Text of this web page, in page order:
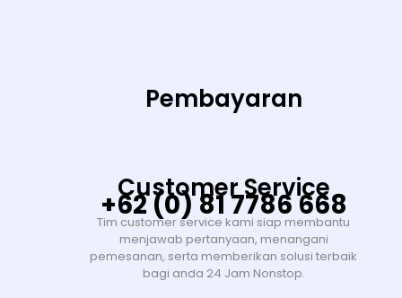
Pembayaran
Customer Service
+62 (0) 81 7786 668
Tim customer service kami siap membantu
menjawab pertanyaan, menangani
pemesanan, serta memberikan solusi terbaik
bagi anda 24 Jam Nonstop.